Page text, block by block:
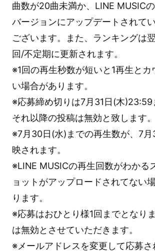
曲数が20曲未満か、LINE MUSIC
バージョンにアップデートされて
ございます。また、ランキングは
回/不定期に更新されます。
※1回の再生秒数が短いと1再生とカ
い場合があります。
※応募締め切りは7月31日(木)23:59
それ以降の投稿は無効と致します。
※7月30日(水)までの再生数が、7月
映されます。
※LINE MUSICの再生回数がわかる
ョットがアップロードされてない
ります。
※応募はおひとり様1回までとなり
は無効とさせていただきます。
※メールアドレスを変更して応募